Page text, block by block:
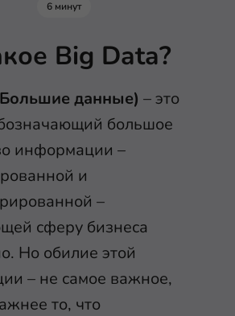
6 минут
Big Data?
данные) – это
большое
информации –
и
–
сферу бизнеса
Но обилие этой
– не самое важное,
то, что